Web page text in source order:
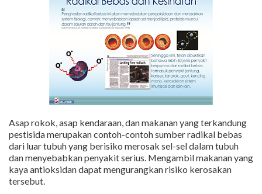
Asap rokok, asap kendaraan, dan makanan yang terkandung
pestisida merupakan contoh-contoh sumber radikal bebas
dari luar tubuh yang berisiko merosak sel-sel dalam tubuh
dan menyebabkan penyakit serius. Mengambil makanan yang
kaya antioksidan dapat mengurangkan risiko kerosakan
tersebut.